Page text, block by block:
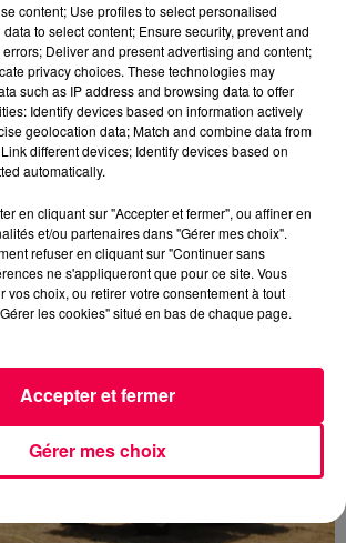
Linvosges rappelées pour
détecté dans deux assiettes en
entre 2020 et 2022 par Linvosges.
content; Use profiles to select personalised
to select content; Ensure security, prevent and
Deliver and present advertising and content;
privacy choices. These technologies may
such as IP address and browsing data to offer
Identify devices based on information actively
geolocation data; Match and combine data from
different devices; Identify devices based on
automatically.
en cliquant sur "Accepter et fermer", ou affiner en
et/ou partenaires dans "Gérer mes choix".
refuser en cliquant sur "Continuer sans
ne s'appliqueront que pour ce site. Vous
vos choix, ou retirer votre consentement à tout
les cookies" situé en bas de chaque page.
Gérer mes choix
Accepter et fermer